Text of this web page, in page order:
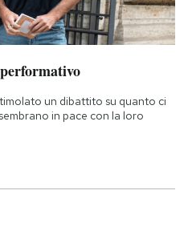
un dibattito su quanto ci
in pace con la loro